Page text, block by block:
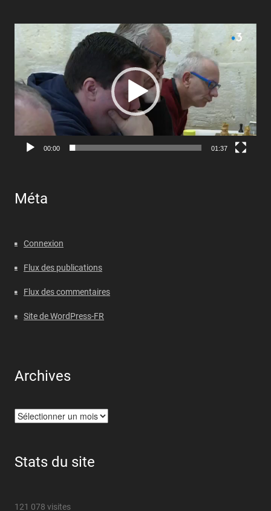
Lecteur
vidéo
00:00 01:37
Méta
Connexion
Flux des publications
Flux des commentaires
Site de WordPress-FR
Archives
Archives
Stats du site
121 078 visites